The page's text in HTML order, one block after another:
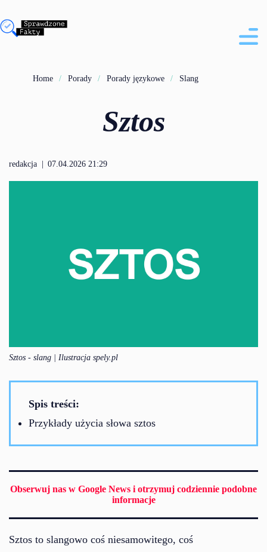
Home Porady Porady językowe Slang
Sztos
redakcja | 07.04.2026 21:29
Sztos - slang | Ilustracja spely.pl
Spis treści:
Przykłady użycia słowa sztos
Obserwuj nas w Google News i otrzymuj codziennie podobne
informacje
Sztos to slangowo coś niesamowitego, coś